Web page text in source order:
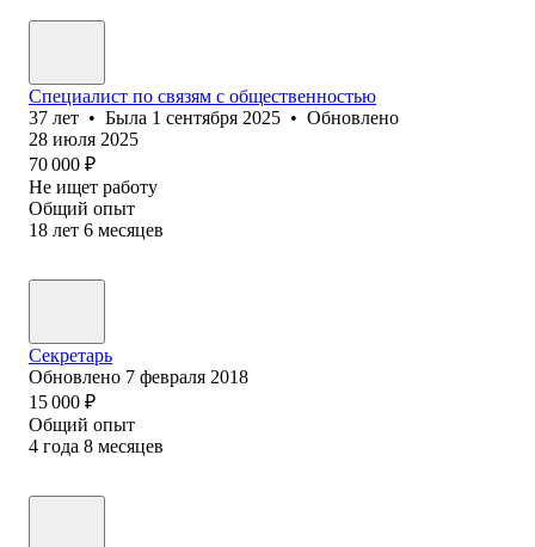
Специалист по связям с общественностью
37 лет • Была 1 сентября 2025 • Обновлено
28 июля 2025
70 000 ₽
Не ищет работу
Общий опыт
18 лет 6 месяцев
Секретарь
Обновлено 7 февраля 2018
15 000 ₽
Общий опыт
4 года 8 месяцев